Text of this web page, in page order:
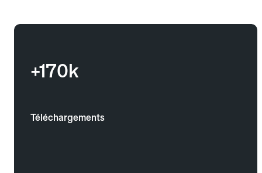
+170k
Téléchargements